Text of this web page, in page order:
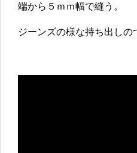
端から５ｍｍ幅で縫う。
ジーンズの様な持ち出し